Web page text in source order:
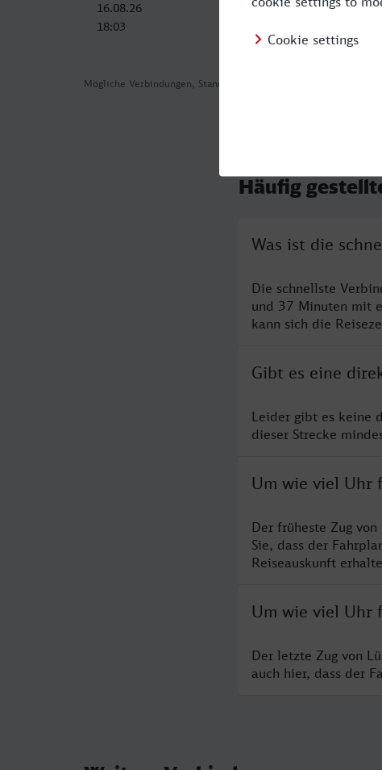
Mögliche Verbindungen, Stand: 2026-08-02 02:32
16.08.26
18:03
16.08.26
Häufig
Was ist die
Die schnellste
und 37 Minuten mit
kann sich die
Gibt es eine
Leider gibt es keine
dieser Strecke
Um wie viel Uhr
Der früheste Zug
Sie, dass der
Reiseauskunft
Um wie viel Uhr
Der letzte Zug von
auch hier, dass der